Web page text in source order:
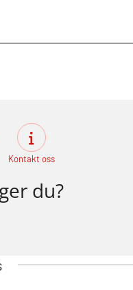
Kontakt oss
du?